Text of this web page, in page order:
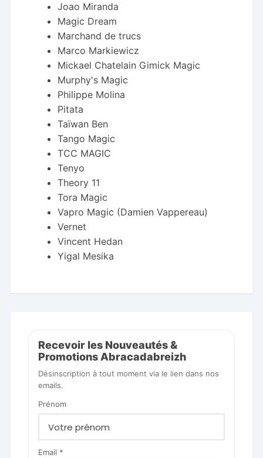
Joao Miranda
Magic Dream
Marchand de trucs
Marco Markiewicz
Mickael Chatelain Gimick Magic
Murphy's Magic
Philippe Molina
Pitata
Taïwan Ben
Tango Magic
TCC MAGIC
Tenyo
Theory 11
Tora Magic
Vapro Magic (Damien Vappereau)
Vernet
Vincent Hedan
Yigal Mesika
Recevoir les Nouveautés &
Promotions Abracadabreizh
Désinscription à tout moment via le lien dans nos
emails.
Prénom
Email *